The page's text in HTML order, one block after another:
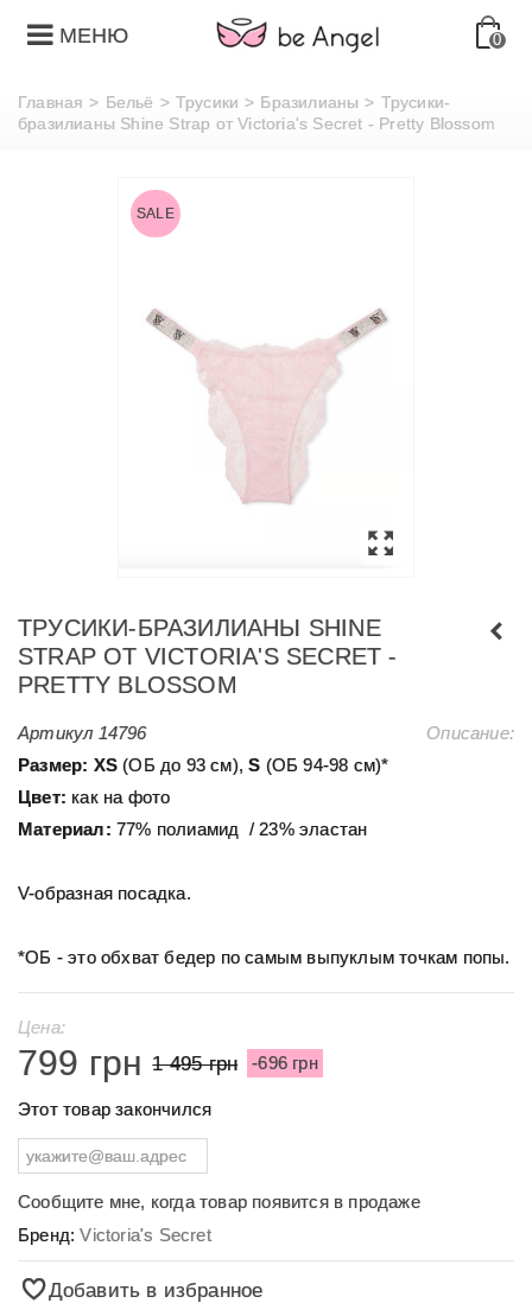
МЕНЮ 0
Главная > Бельё > Трусики > Бразилианы > Трусики-
бразилианы Shine Strap от Victoria's Secret - Pretty Blossom
SALE
ТРУСИКИ-БРАЗИЛИАНЫ SHINE
STRAP ОТ VICTORIA'S SECRET -
PRETTY BLOSSOM
Артикул 14796
Описание:
Размер: XS(ОБ до 93 см), S (ОБ 94-98 см)*
Цвет: как на фото
Материал: 77% полиамид / 23% эластан
V-образная посадка.
*ОБ - это обхват бедер по самым выпуклым точкам попы.
Цена:
799 грн 1 495 грн -696 грн
Этот товар закончился
Сообщите мне, когда товар появится в продаже
Бренд:Victoria's Secret
Добавить в избранное